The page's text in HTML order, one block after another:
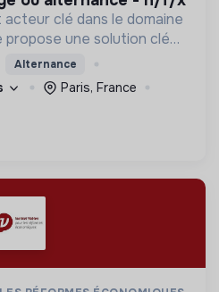
clé dans le domaine
propose une solution clé
et de formation dédiée
et éloignées de l’emploi.
Alternance
Paris, France